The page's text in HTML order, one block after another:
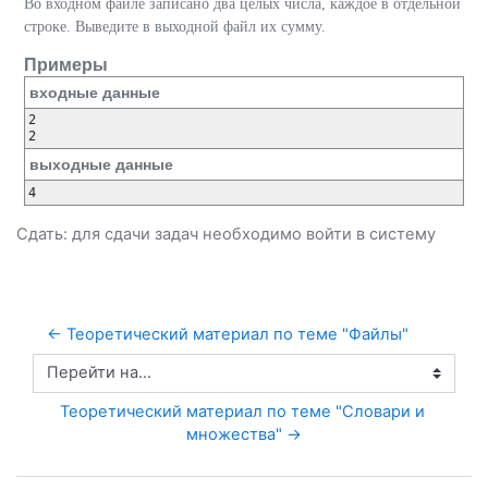
Во входном файле записано два целых числа, каждое в отдельной
строке. Выведите в выходной файл их сумму.
Примеры
входные данные
2
2
выходные данные
4
Сдать: для сдачи задач необходимо войти в систему
← Теоретический материал по теме "Файлы"
Перейти на...
Теоретический материал по теме "Словари и
множества" →